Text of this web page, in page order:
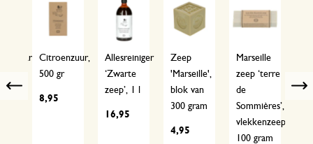
Citroenzuur,
500 gr
8,95
Allesreiniger
‘Zwarte
zeep’, 1 l
16,95
Zeep
'Marseille',
blok van
300 gram
4,95
Marseille
zeep ‘terre
de
Sommières’,
vlekkenzeep,
100 gram